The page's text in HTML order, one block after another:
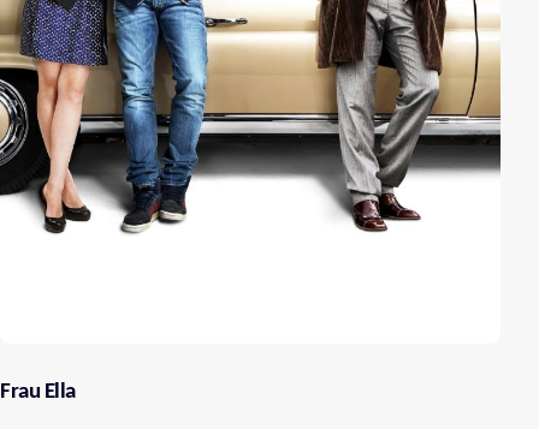
Frau Ella